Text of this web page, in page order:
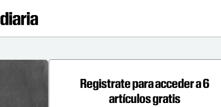
Registrate para acceder a 6
artículos gratis